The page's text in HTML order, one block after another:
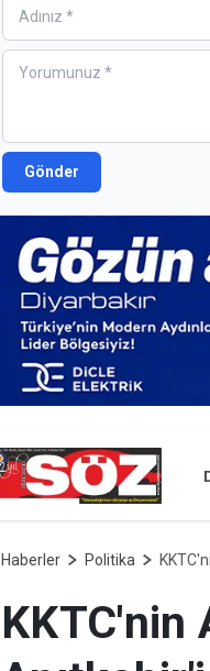
Gönder
Haberler Politika
KKTC'nin